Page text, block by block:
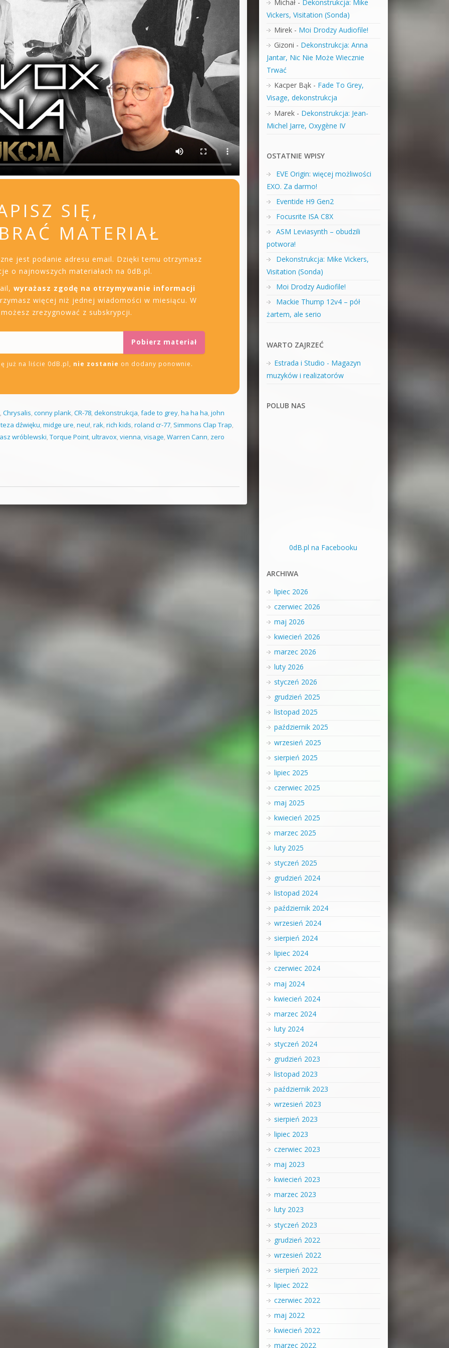
SIĘ,
MATERIAŁ
jest podanie adresu email. Dzięki temu otrzymasz
o najnowszych materiałach na 0dB.pl.
wyrażasz zgodę na otrzymywanie informacji
więcej niż jednej wiadomości w miesiącu. W
zrezygnować z subskrypcji.
już na liście 0dB.pl, nie zostanie on dodany ponownie.
, Chrysalis, conny plank, CR-78, dekonstrukcja, fade to grey, ha ha ha, john
dźwięku, midge ure, neu!, rak, rich kids, roland cr-77, Simmons Clap Trap,
wróblewski, Torque Point, ultravox, vienna, visage, Warren Cann, zero
Michał- Dekonstrukcja: Mike
Vickers, Visitation (Sonda)
Mirek- Moi Drodzy Audiofile!
Gizoni - Dekonstrukcja: Anna
Jantar, Nic Nie Może Wiecznie
Trwać
Kacper Bąk- Fade To Grey,
Visage, dekonstrukcja
Marek- Dekonstrukcja: Jean-
Michel Jarre, Oxygène IV
OSTATNIE WPISY
EVE Origin: więcej możliwości
EXO. Za darmo!
Eventide H9 Gen2
Focusrite ISA C8X
ASM Leviasynth – obudzili
potwora!
Dekonstrukcja: Mike Vickers,
Visitation (Sonda)
Moi Drodzy Audiofile!
Mackie Thump 12v4 – pół
żartem, ale serio
WARTO ZAJRZEĆ
Estrada i Studio - Magazyn
muzyków i realizatorów
POLUB NAS
0dB.pl na Facebooku
ARCHIWA
lipiec 2026
czerwiec 2026
maj 2026
kwiecień 2026
marzec 2026
luty 2026
styczeń 2026
grudzień 2025
listopad 2025
październik 2025
wrzesień 2025
sierpień 2025
lipiec 2025
czerwiec 2025
maj 2025
kwiecień 2025
marzec 2025
luty 2025
styczeń 2025
grudzień 2024
listopad 2024
październik 2024
wrzesień 2024
sierpień 2024
lipiec 2024
czerwiec 2024
maj 2024
kwiecień 2024
marzec 2024
luty 2024
styczeń 2024
grudzień 2023
listopad 2023
październik 2023
wrzesień 2023
sierpień 2023
lipiec 2023
czerwiec 2023
maj 2023
kwiecień 2023
marzec 2023
luty 2023
styczeń 2023
grudzień 2022
wrzesień 2022
sierpień 2022
lipiec 2022
czerwiec 2022
maj 2022
kwiecień 2022
marzec 2022